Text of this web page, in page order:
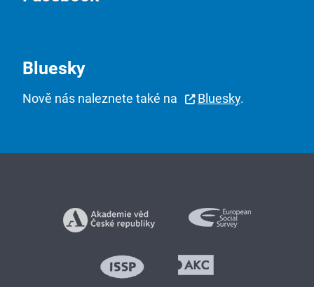
Bluesky
Nově nás naleznete také na Bluesky.